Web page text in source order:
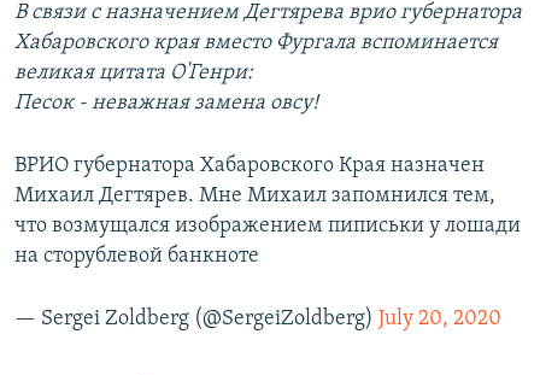
В связи с назначением Дегтярева врио губернатора
Хабаровского края вместо Фургала вспоминается
великая цитата О'Генри:
Песок - неважная замена овсу!
ВРИО губернатора Хабаровского Края назначен
Михаил Дегтярев. Мне Михаил запомнился тем,
что возмущался изображением пиписьки у лошади
на сторублевой банкноте
— Sergei Zoldberg (@SergeiZoldberg) July 20, 2020